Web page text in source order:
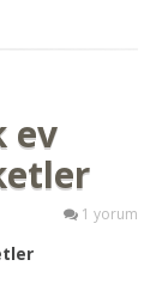
ev
1 yorum